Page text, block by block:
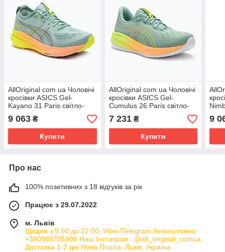
AllOriginal com ua Чоловічі
кросівки ASICS Gel-
Kayano 31 Paris світло-
целадонові/безпечно-
жовті РОЗМІРИ
9 063 ₴
Купити
AllOriginal com ua Чоловічі
кросівки ASICS Gel-
Cumulus 26 Paris світло-
целадонові/безпечно-
жовті РОЗМІРИ
7 231₴
Купити
9
Про нас
100% позитивних з 18 відгуків за рік
Працює з 29.07.2022
м. Львів
Щодня з 9:00 до 22:00. Viber/Telegram безкоштовно:
+380988705906 Наш Інстаграм : @all_original_comua
Доставка 1-2 дні Нова Пошта, Львів, Україна